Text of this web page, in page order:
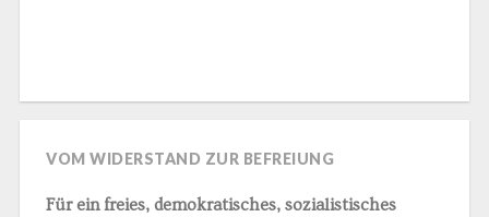
VOM WIDERSTAND ZUR BEFREIUNG
Für ein freies, demokratisches, sozialistisches